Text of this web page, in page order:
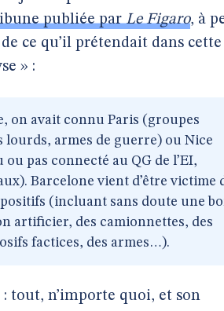
publiée parLe Figaro, à
ce qu’il prétendait dans cette
» :
on avait connu Paris (groupes
lourds, armes de guerre) ou Nice
pas connecté au QG de l’EI,
Barcelone vient d’être victime
(incluant sans doute une
artificier, des camionnettes, des
factices, des armes…).
tout, n’importe quoi, et son